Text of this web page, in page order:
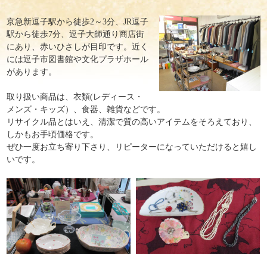
京急新逗子駅から徒歩2～3分、JR逗子
駅から徒歩7分、逗子大師通り商店街
にあり、赤いひさしが目印です。近く
には逗子市図書館や文化プラザホール
があります。
取り扱い商品は、衣類(レディース・
メンズ・キッズ）、食器、雑貨などです。
リサイクル品とはいえ、清潔で質の高いアイテムをそろえており、
しかもお手頃価格です。
ぜひ一度お立ち寄り下さり、リピーターになっていただけると嬉し
いです。